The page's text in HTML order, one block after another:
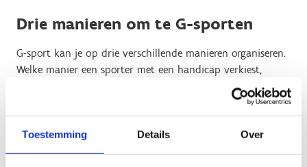
Toestemming Details Over
Drie manieren om te G-sporten
G-sport kan je op drie verschillende manieren organiseren.
Welke manier een sporter met een handicap verkiest,
Exclusief= sportaanbod met enkel sporters met een
beperking, kwetsbaarheid en/of chronisch